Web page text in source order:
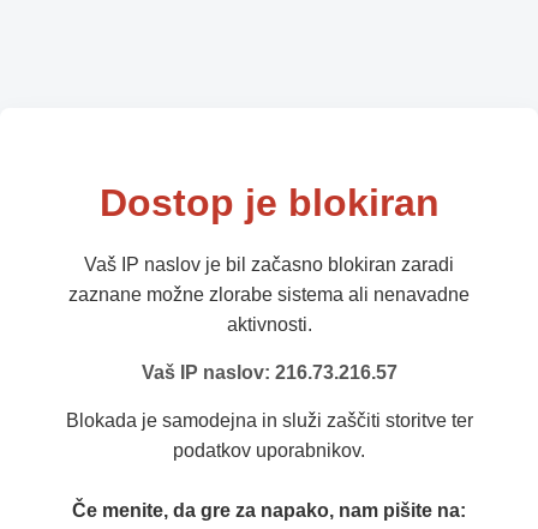
Dostop je blokiran
Vaš IP naslov je bil začasno blokiran zaradi
zaznane možne zlorabe sistema ali nenavadne
aktivnosti.
Vaš IP naslov: 216.73.216.57
Blokada je samodejna in služi zaščiti storitve ter
podatkov uporabnikov.
Če menite, da gre za napako, nam pišite na: